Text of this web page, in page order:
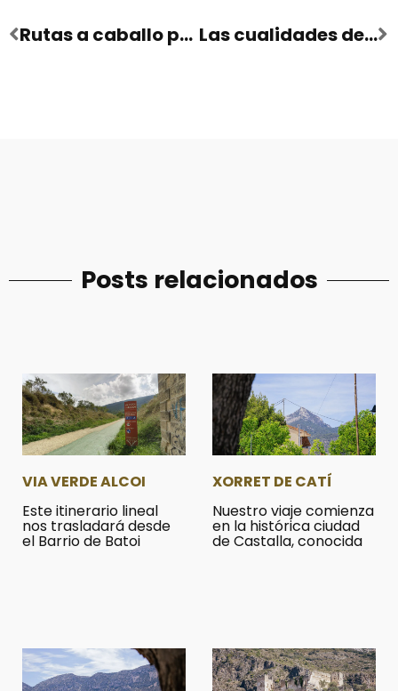
Rutas a caballo para adentrarse en la naturaleza de manera completa Las cualidades del AOVE del interior de Alicante
Posts relacionados
VIA VERDE ALCOI
Este itinerario lineal
nos trasladará desde
el Barrio de Batoi
XORRET DE CATÍ
Nuestro viaje comienza
en la histórica ciudad
de Castalla, conocida